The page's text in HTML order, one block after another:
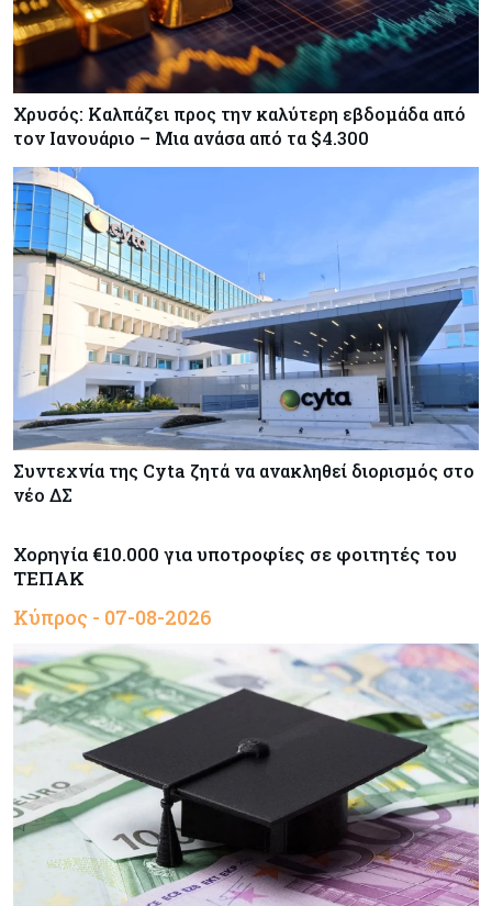
Χρυσός: Καλπάζει προς την καλύτερη εβδομάδα από
τον Ιανουάριο – Μια ανάσα από τα $4.300
Συντεχνία της Cyta ζητά να ανακληθεί διορισμός στο
νέο ΔΣ
Χορηγία €10.000 για υποτροφίες σε φοιτητές του
ΤΕΠΑΚ
Κύπρος - 07-08-2026